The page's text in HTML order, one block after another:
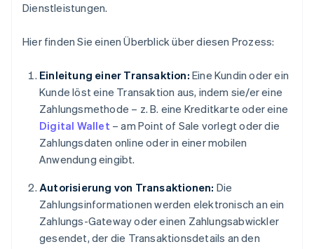
Dienstleistungen.
Hier finden Sie einen Überblick über diesen Prozess:
Einleitung einer Transaktion: Eine Kundin oder ein
Kunde löst eine Transaktion aus, indem sie/er eine
Zahlungsmethode – z. B. eine Kreditkarte oder eine
Digital Wallet – am Point of Sale vorlegt oder die
Zahlungsdaten online oder in einer mobilen
Anwendung eingibt.
Autorisierung von Transaktionen: Die
Zahlungsinformationen werden elektronisch an ein
Zahlungs-Gateway oder einen Zahlungsabwickler
gesendet, der die Transaktionsdetails an den